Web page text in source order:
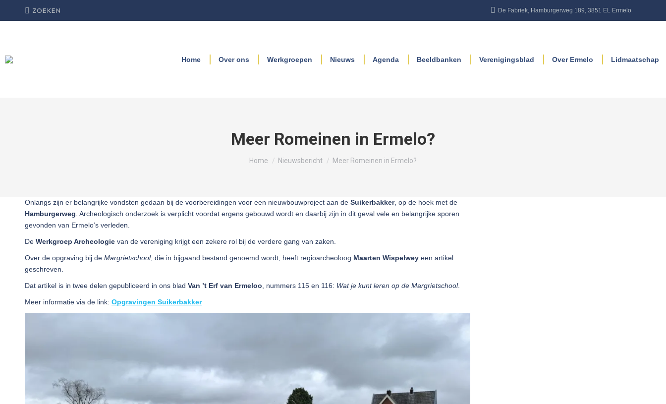
Zoeken:
ZOEKEN De Fabriek, Hamburgerweg 189, 3851 EL Ermelo
Home Over ons Werkgroepen Nieuws Agenda Beeldbanken Verenigingsblad Over Ermelo Lidmaatschap
Meer Romeinen in Ermelo?
Home Nieuwsbericht Meer Romeinen in Ermelo?
Onlangs zijn er belangrijke vondsten gedaan bij de voorbereidingen voor een nieuwbouwproject aan de Suikerbakker, op de hoek met de
Hamburgerweg . Archeologisch onderzoek is verplicht voordat ergens gebouwd wordt en daarbij zijn in dit geval vele en belangrijke sporen
gevonden van Ermelo’s verleden.
De Werkgroep Archeologie van de vereniging krijgt een zekere rol bij de verdere gang van zaken.
Over de opgraving bij de Margrietschool, die in bijgaand bestand genoemd wordt, heeft regioarcheoloog Maarten Wispelwey een artikel
geschreven.
Dat artikel is in twee delen gepubliceerd in ons blad Van ’t Erf van Ermeloo , nummers 115 en 116: Wat je kunt leren op de Margrietschool.
Meer informatie via de link: Opgravingen Suikerbakker